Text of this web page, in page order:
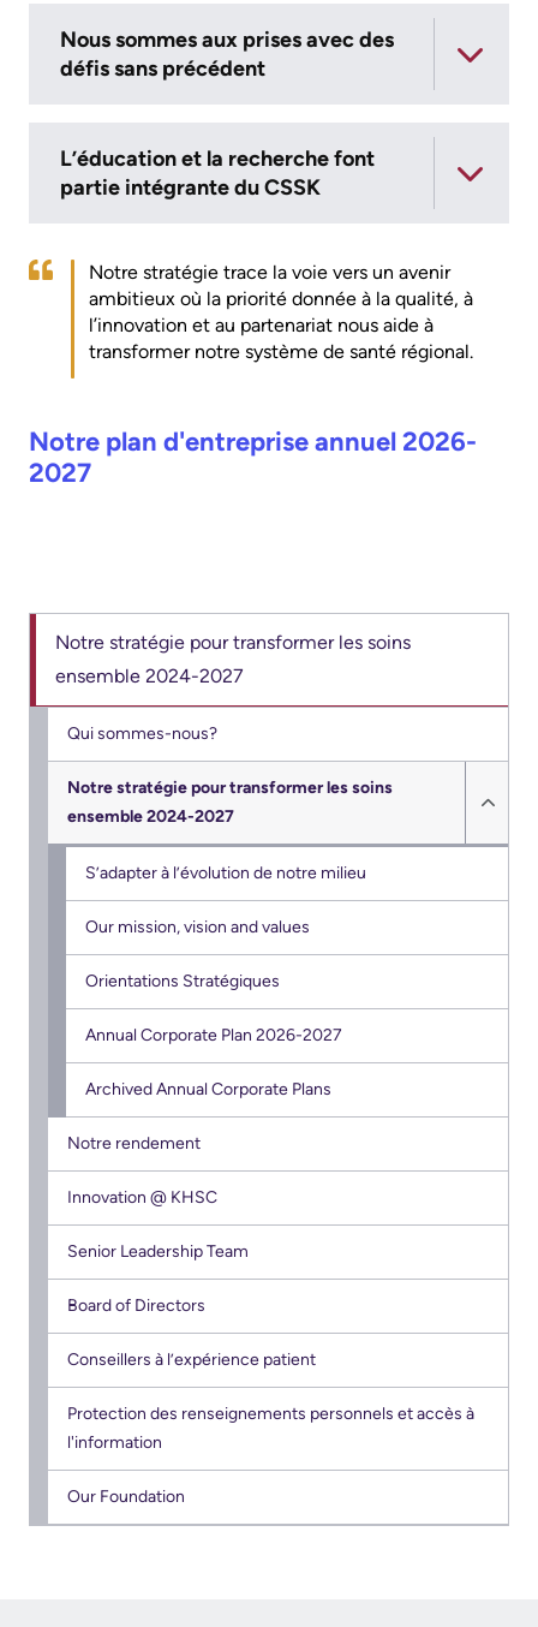
Frequently
Information
use
at
More...
Our
Nous sommes aux prises avec des
défis sans précédent
L’éducation et la recherche font
partie intégrante du CSSK
Notre stratégie trace la voie vers un avenir
ambitieux où la priorité donnée à la qualité, à
l’innovation et au partenariat nous aide à
transformer notre système de santé régional.
Notre plan d'entreprise annuel 2026-
2027
Notre stratégie pour transformer les soins
ensemble 2024-2027
Qui sommes-nous?
Notre stratégie pour transformer les soins
ensemble 2024-2027
Notre
2027
S’adapter à l’évolution de notre milieu
Our mission, vision and values
Orientations Stratégiques
Annual Corporate Plan 2026-2027
Archived Annual Corporate Plans
Notre rendement
Innovation @ KHSC
Senior Leadership Team
Board of Directors
Conseillers à l’expérience patient
Protection des renseignements personnels et accès à
l'information
Our Foundation